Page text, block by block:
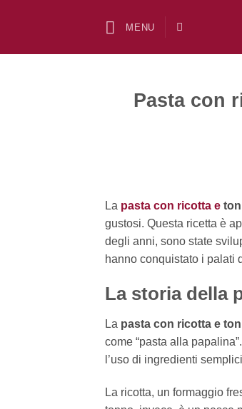
MENU
Pasta con
La pasta con ricotta e
gustosi. Questa ricetta è
degli anni, sono state
hanno conquistato i palati
La storia della
La pasta con ricotta e
come “pasta alla
l’uso di ingredienti
La ricotta, un formaggio